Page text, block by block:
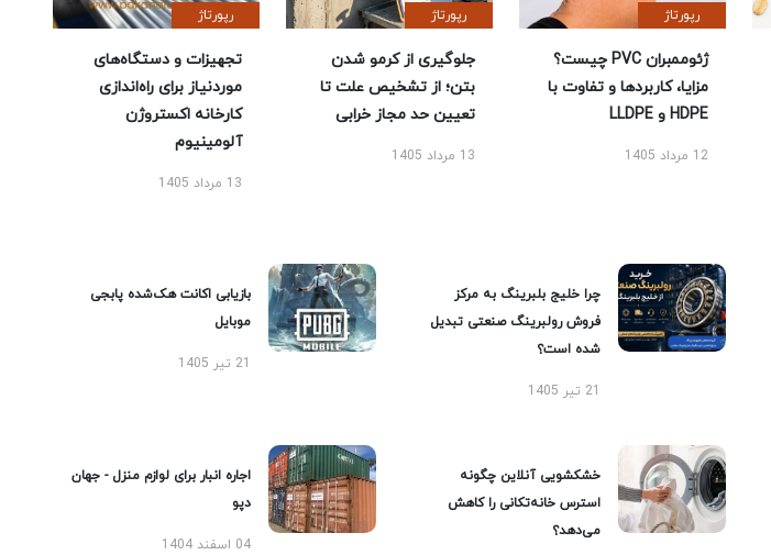
رپورتاژ
ژئوممبران PVC چیست؟
مزایا، کاربردها و تفاوت با
HDPE و LLDPE
12 مرداد 1405
رپورتاژ
جلوگیری از کرمو شدن
بتن؛ از تشخیص علت تا
تعیین حد مجاز خرابی
13 مرداد 1405
رپورتاژ
تجهیزات و دستگاه‌های
موردنیاز برای راه‌اندازی
کارخانه اکستروژن
آلومینیوم
13 مرداد 1405
چرا خلیج بلبرینگ به مرکز
فروش رولبرینگ صنعتی تبدیل
شده است؟
21 تیر 1405
بازیابی اکانت هک‌شده پابجی
موبایل
21 تیر 1405
خشکشویی آنلاین چگونه
استرس خانه‌تکانی را کاهش
می‌دهد؟
اجاره انبار برای لوازم منزل - جهان
دپو
04 اسفند 1404